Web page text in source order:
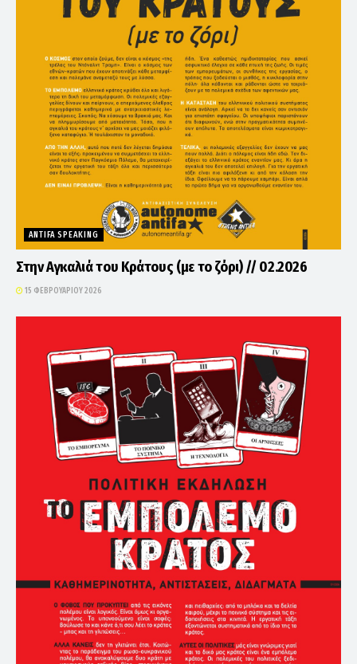
ANTIFA SPEAKING
Στην Αγκαλιά του Κράτους (με το ζόρι) // 02.2026
15 ΦΕΒΡΟΥΑΡΊΟΥ 2026